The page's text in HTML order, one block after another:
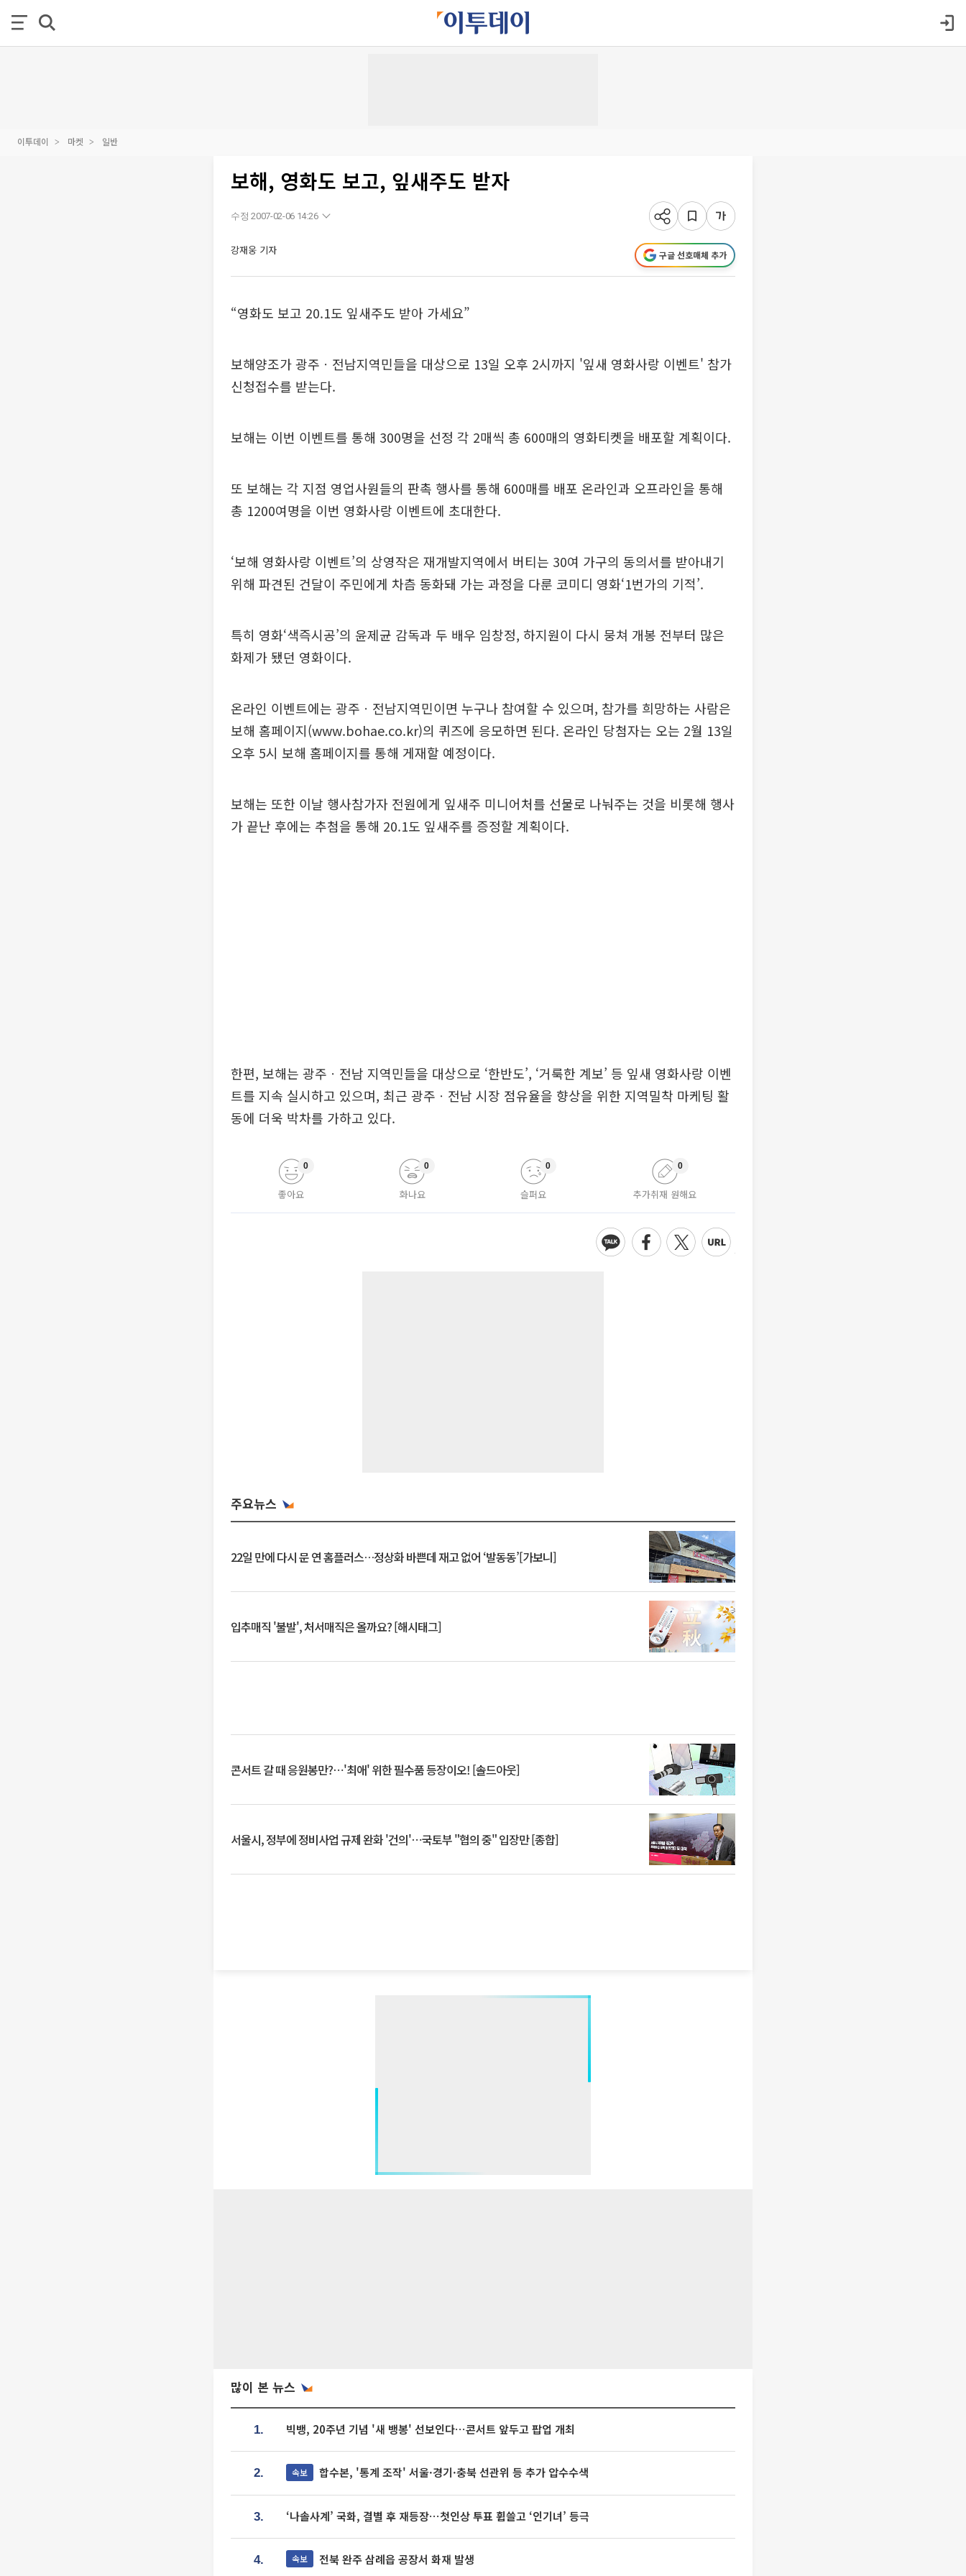
이투데이 마켓 일반
보해, 영화도 보고, 잎새주도 받자
수정 2007-02-06 14:26
강재웅 기자 구글 선호매체 추가
“영화도 보고 20.1도 잎새주도 받아 가세요”
보해양조가 광주ㆍ전남지역민들을 대상으로 13일 오후 2시까지 '잎새 영화사랑 이벤트' 참가
신청접수를 받는다.
보해는 이번 이벤트를 통해 300명을 선정 각 2매씩 총 600매의 영화티켓을 배포할 계획이다.
또 보해는 각 지점 영업사원들의 판촉 행사를 통해 600매를 배포 온라인과 오프라인을 통해
총 1200여명을 이번 영화사랑 이벤트에 초대한다.
‘보해 영화사랑 이벤트’의 상영작은 재개발지역에서 버티는 30여 가구의 동의서를 받아내기
위해 파견된 건달이 주민에게 차츰 동화돼 가는 과정을 다룬 코미디 영화‘1번가의 기적’.
특히 영화‘색즉시공’의 윤제균 감독과 두 배우 임창정, 하지원이 다시 뭉쳐 개봉 전부터 많은
화제가 됐던 영화이다.
온라인 이벤트에는 광주ㆍ전남지역민이면 누구나 참여할 수 있으며, 참가를 희망하는 사람은
보해 홈페이지(www.bohae.co.kr)의 퀴즈에 응모하면 된다. 온라인 당첨자는 오는 2월 13일
오후 5시 보해 홈페이지를 통해 게재할 예정이다.
보해는 또한 이날 행사참가자 전원에게 잎새주 미니어처를 선물로 나눠주는 것을 비롯해 행사
가 끝난 후에는 추첨을 통해 20.1도 잎새주를 증정할 계획이다.
한편, 보해는 광주ㆍ전남 지역민들을 대상으로 ‘한반도’, ‘거룩한 계보’ 등 잎새 영화사랑 이벤
트를 지속 실시하고 있으며, 최근 광주ㆍ전남 시장 점유율을 향상을 위한 지역밀착 마케팅 활
동에 더욱 박차를 가하고 있다.
좋아요
0
화나요
0
슬퍼요
0
추가취재 원해요
0
주요뉴스
22일 만에 다시 문 연 홈플러스…정상화 바쁜데 재고 없어 ‘발동동’[가보니]
입추매직 '불발', 처서매직은 올까요? [해시태그]
콘서트 갈 때 응원봉만?⋯'최애' 위한 필수품 등장이오! [솔드아웃]
서울시, 정부에 정비사업 규제 완화 '건의'⋯국토부 "협의 중" 입장만 [종합]
많이 본 뉴스
1. 빅뱅, 20주년 기념 '새 뱅봉' 선보인다⋯콘서트 앞두고 팝업 개최
2. 속보 합수본, '통계 조작' 서울·경기·충북 선관위 등 추가 압수수색
3. ‘나솔사계’ 국화, 결별 후 재등장⋯첫인상 투표 휩쓸고 ‘인기녀’ 등극
4. 속보 전북 완주 삼례읍 공장서 화재 발생